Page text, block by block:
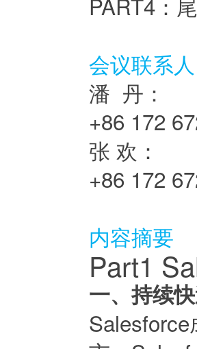
会议联系人
潘 丹：
+86 172
张 欢：
+86 172
内容摘要
Part1
一、持续